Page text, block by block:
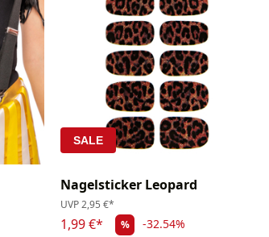
SALE
Nagelsticker Leopard
UVP2,95 €*
1,99 €* % -32.54%